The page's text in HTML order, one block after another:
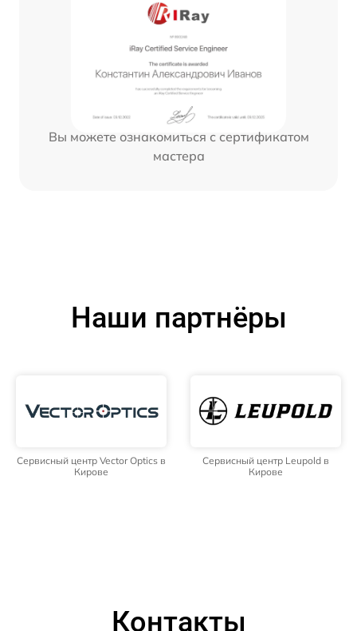
Вы можете ознакомиться с сертификатом
мастера
Наши партнёры
Сервисный центр Vector Optics в
Кирове
Сервисный центр Leupold в
Кирове
Контакты